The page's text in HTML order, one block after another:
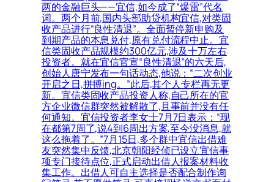
两的金融巨头——宜信,如今成了“爆雷”代名
词。两个月前,国内头部助贷机构宜信,对类固
收产品进行“良性清退”。全面暂停新申购及
到期产品的本息兑付,原有兑付流程中止。宜
信类固收产品规模约300亿元,涉及十万左右
投资者。就在宜信官宣“良性清退”的六天后,
创始人唐宁发布一句话动态,他说：“二次创业
开启之日,拼搏ing。”此后,其个人专栏再无更
新。宜信类固收产品投资人称,自己所在的官
方企业微信群突然被解散了,且事前并没有任
何通知。宜信投资者李女士7月7日表示：“现
在都第7周了,说4到6周出方案,至今没消息,就
这么拖着了。”7月15日,多个群中宜信出借难
友突然集中反馈,北京朝阳经侦已设立宜信事
项专门接待点位,正式启动出借人报案材料收
集工作。出借人可自主选择是否配合制作询